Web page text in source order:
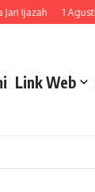
1 Agustus
Link Web